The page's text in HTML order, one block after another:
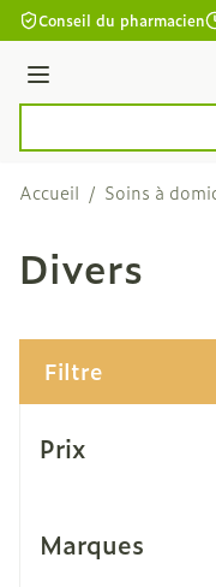
Aller au contenu
Conseil du pharmacien
Menu
Accueil / Soins à
Divers
Filtre
Prix
Marques